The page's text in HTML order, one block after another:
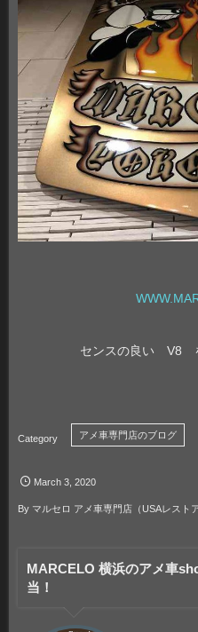
センスの良い V8
アメ車専門店のブログ
March 3 ,2020
By マルセロ アメ車専門店（USAレスト
MARCELO 横浜のアメ車
当！